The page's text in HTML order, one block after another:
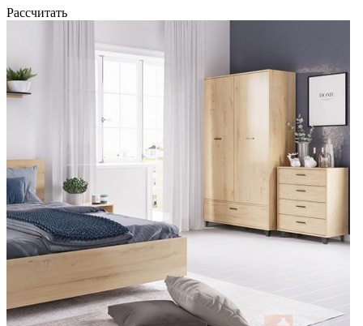
Рассчитать